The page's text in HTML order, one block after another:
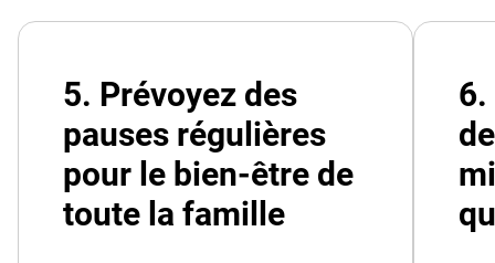
5. Prévoyez des
pauses régulières
pour le bien-être de
toute la famille
6.